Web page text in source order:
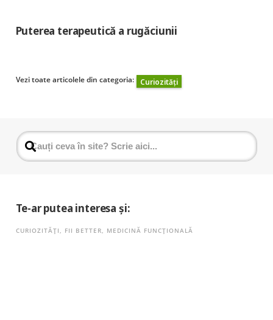
Puterea terapeutică a rugăciunii
Vezi toate articolele din categoria: Curiozități
Te-ar putea interesa și:
CURIOZITĂȚI, FII BETTER, MEDICINĂ FUNCȚIONALĂ